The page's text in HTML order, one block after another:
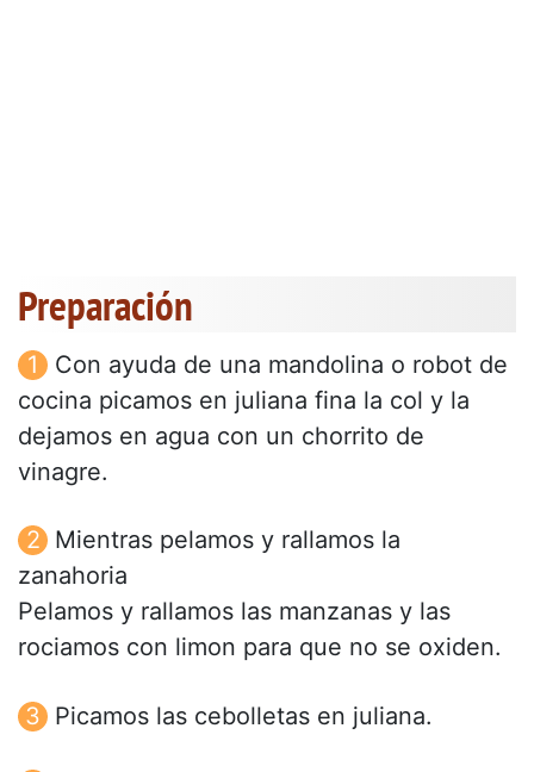
Preparación
Con ayuda de una mandolina o robot de
cocina picamos en juliana fina la col y la
dejamos en agua con un chorrito de
vinagre.
Mientras pelamos y rallamos la
zanahoria
Pelamos y rallamos las manzanas y las
rociamos con limon para que no se oxiden.
Picamos las cebolletas en juliana.